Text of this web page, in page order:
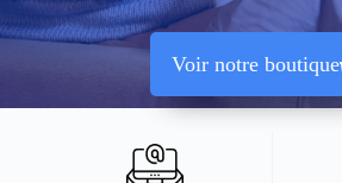
Voir notre boutique